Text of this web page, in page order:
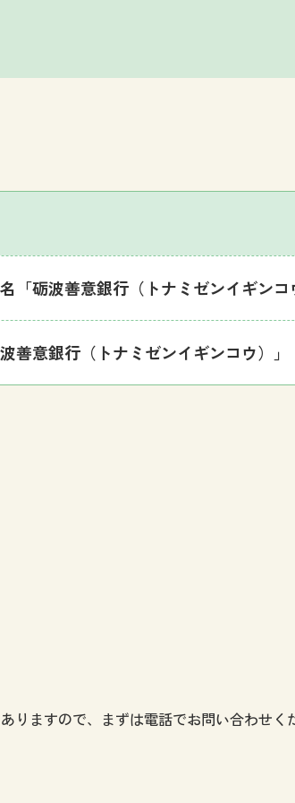
波善意銀行（トナミゼンイギンコ
銀行（トナミゼンイギンコウ）」
りますので、まずは電話でお問い合わせく